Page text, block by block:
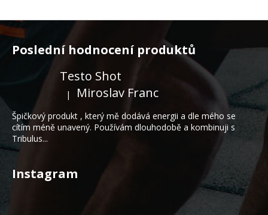
Z
á
í
Poslední hodnocení produktů
Testo Shot
Hodnocení produktu je 5 z 5 hvězdiček.
| Miroslav Franc
Špičkový produkt , který mě dodává energii a dle mého se
cítím méně unavený. Používám dlouhodobě a kombinuji s
Tribulus...
Instagram